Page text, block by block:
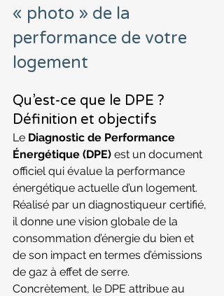
« photo » de la
performance de votre
logement
Qu’est-ce que le DPE ?
Définition et objectifs
Le Diagnostic de Performance
Énergétique (DPE) est un document
officiel qui évalue la performance
énergétique actuelle d’un logement.
Réalisé par un diagnostiqueur certifié,
il donne une vision globale de la
consommation d’énergie du bien et
de son impact en termes d’émissions
de gaz à effet de serre.
Concrètement, le DPE attribue au